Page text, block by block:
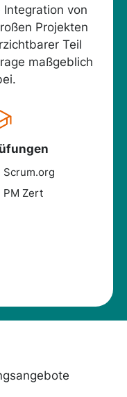
von
Projekten
Teil
maßgeblich
Scrum.org
PM Zert